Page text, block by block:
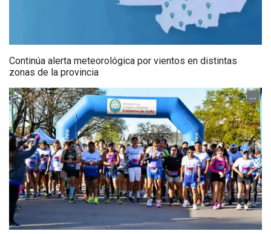
Continúa alerta meteorológica por vientos en distintas
zonas de la provincia
...